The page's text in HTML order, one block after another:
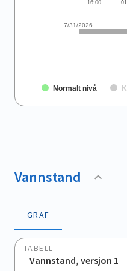
7/31/2026
Normalt nivå
16:00
End of interactive
Vannstand
GRAF
TABELL
Vannstand, versjon 1